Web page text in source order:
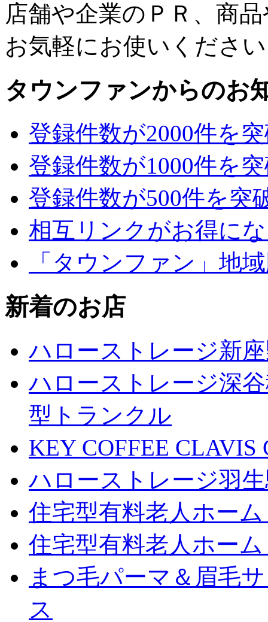
店舗や企業のＰＲ、商
お気軽にお使いくださ
タウンファンからのお
登録件数が2000件を
登録件数が1000件を
登録件数が500件を突
相互リンクがお得に
「タウンファン」地
新着のお店
ハローストレージ新
ハローストレージ深
型トランクル
KEY COFFEE
ハローストレージ羽
住宅型有料老人ホー
住宅型有料老人ホー
まつ毛パーマ＆眉毛
ス